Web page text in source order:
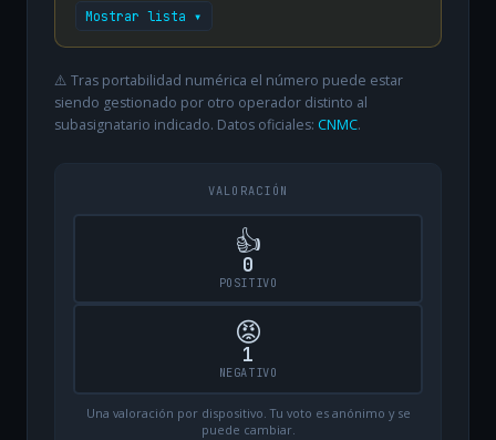
Mostrar lista ▾
⚠️ Tras portabilidad numérica el número puede estar
siendo gestionado por otro operador distinto al
subasignatario indicado. Datos oficiales: CNMC.
VALORACIÓN
👍
0
POSITIVO
😡
1
NEGATIVO
Una valoración por dispositivo. Tu voto es anónimo y se
puede cambiar.